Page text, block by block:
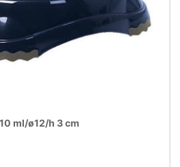
ml/ø12/h 3 cm